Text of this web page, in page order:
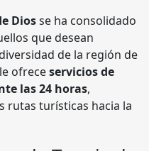
Diosse ha consolidado
que desean
de la región de
ofreceservicios de
las 24 horas,
rutas turísticas hacia la